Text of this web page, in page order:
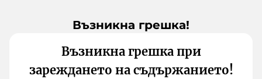
Възникна грешка!
Възникна грешка при
зареждането на съдържанието!